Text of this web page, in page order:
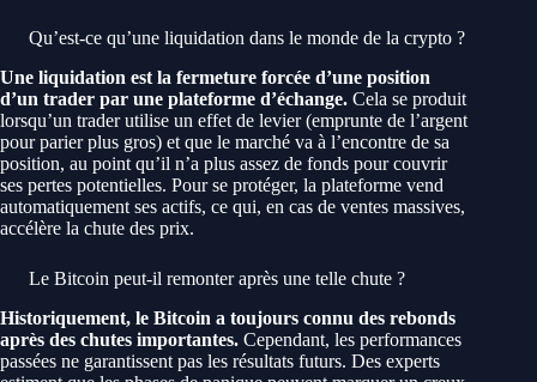
Qu’est-ce qu’une liquidation dans le monde de la crypto ?
Une liquidation est la fermeture forcée d’une position
d’un trader par une plateforme d’échange. Cela se produit
lorsqu’un trader utilise un effet de levier (emprunte de l’argent
pour parier plus gros) et que le marché va à l’encontre de sa
position, au point qu’il n’a plus assez de fonds pour couvrir
ses pertes potentielles. Pour se protéger, la plateforme vend
automatiquement ses actifs, ce qui, en cas de ventes massives,
accélère la chute des prix.
Le Bitcoin peut-il remonter après une telle chute ?
Historiquement, le Bitcoin a toujours connu des rebonds
après des chutes importantes. Cependant, les performances
passées ne garantissent pas les résultats futurs. Des experts